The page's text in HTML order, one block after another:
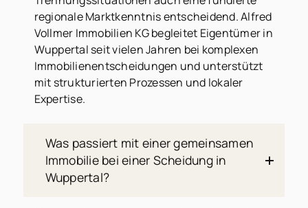
regionale Marktkenntnis entscheidend. Alfred
Vollmer Immobilien KG begleitet Eigentümer in
Wuppertal seit vielen Jahren bei komplexen
Immobilienentscheidungen und unterstützt
mit strukturierten Prozessen und lokaler
Expertise.
Was passiert mit einer gemeinsamen
Immobilie bei einer Scheidung in
Wuppertal?